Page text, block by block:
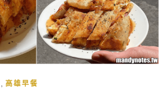
高雄早餐